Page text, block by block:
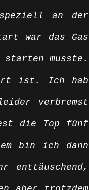
speziell an der
war das Gas
musste.
ist. Ich hab
verbremst
die Top fünf
bin ich dann
enttäuschend,